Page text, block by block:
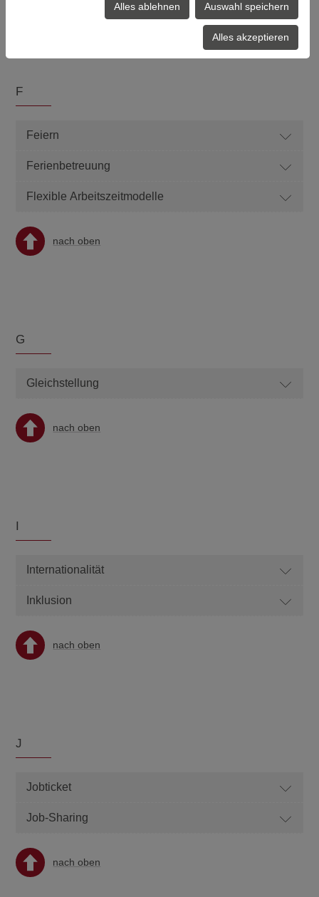
F
Feiern
Ferienbetreuung
Flexible Arbeitszeitmodelle
nach oben
G
Gleichstellung
nach oben
I
Internationalität
Inklusion
nach oben
J
Jobticket
Job-Sharing
nach oben
Alles ablehnen Auswahl speichern
Alles akzeptieren